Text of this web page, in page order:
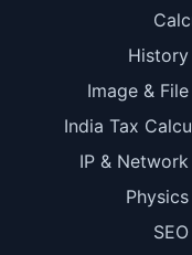
Image &
India Tax
IP &